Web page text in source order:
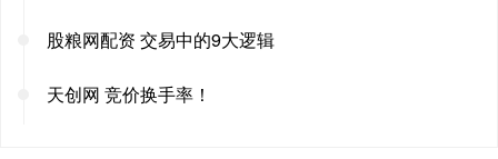
股粮网配资 交易中的9大逻辑
天创网 竞价换手率！